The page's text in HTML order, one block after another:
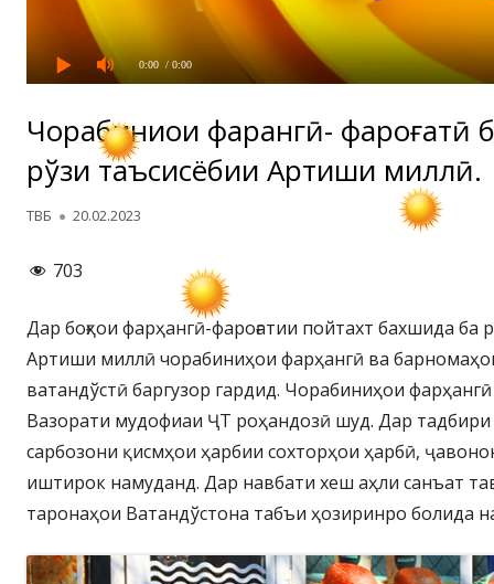
0:00 / 0:00
Чорабиниҳои фарҳангӣ- фароғатӣ
рўзи таъсисёбии Артиши миллӣ.
Автор
ТВБ Опубликовано
20.02.2023
703
Дар боғҳои фарҳангӣ-фароғатии пойтахт бахшида ба
Артиши миллӣ чорабиниҳои фарҳангӣ ва
ватандўстӣ баргузор гардид. Чорабиниҳои
Вазорати мудофиаи ҶТ роҳандозӣ шуд. Дар тадбири
сарбозони қисмҳои ҳарбии сохторҳои ҳарбӣ,
иштирок намуданд. Дар навбати хеш аҳли санъат
таронаҳои Ватандўстона табъи ҳозиринро болида